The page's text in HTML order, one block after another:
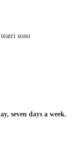
sono
seven days a week.